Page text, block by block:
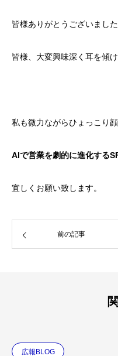
皆様ありがとうございました
皆様、大変興味深く耳を傾
私も微力ながらひょっこり
AIで営業を劇的に進化する
宜しくお願い致します。
前の記事
広報BLOG